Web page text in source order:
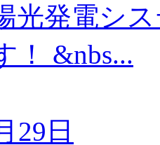
光発電シ
！ &nbs...
29日